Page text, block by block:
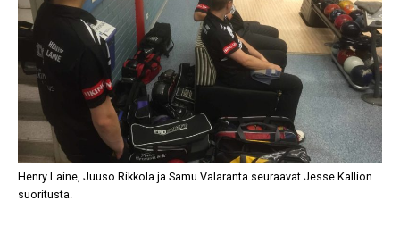
Henry Laine, Juuso Rikkola ja Samu Valaranta seuraavat Jesse Kallion
suoritusta.